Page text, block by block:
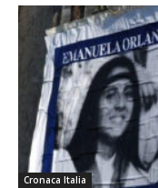
Cronaca Italia